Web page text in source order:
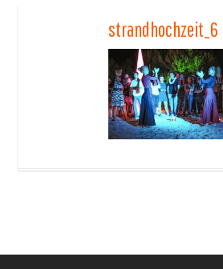
strandhochzeit_6